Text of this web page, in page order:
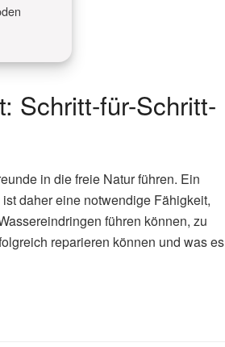
Schritt-für-Schritt-
in die freie Natur führen. Ein
ist daher eine notwendige Fähigkeit,
führen können, zu
reparieren können und was es